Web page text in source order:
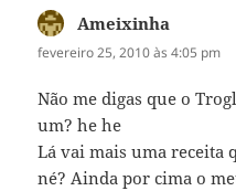
Ameixinha
fevereiro 25, 2010 às 4:05 pm
Não me digas que o
um? he he
Lá vai mais uma receita
né? Ainda por cima o